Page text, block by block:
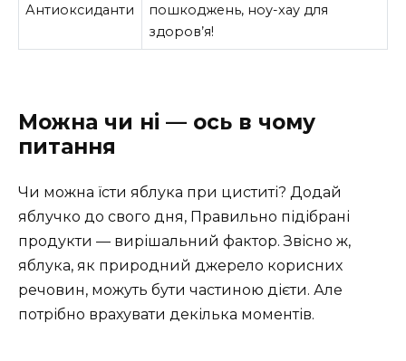
Антиоксиданти
пошкоджень, ноу-хау для
здоров’я!
Можна чи ні — ось в чому
питання
Чи можна їсти яблука при циститі? Додай
яблучко до свого дня, Правильно підібрані
продукти — вирішальний фактор. Звісно ж,
яблука, як природний джерело корисних
речовин, можуть бути частиною дієти. Але
потрібно врахувати декілька моментів.